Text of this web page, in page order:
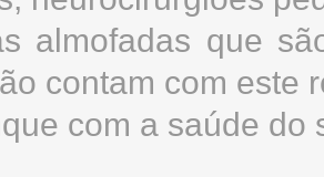
almofadas que
contam com este
com a saúde do